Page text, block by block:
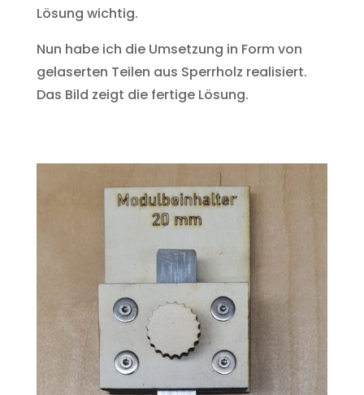
Lösung wichtig.
Nun habe ich die Umsetzung in Form von
gelaserten Teilen aus Sperrholz realisiert.
Das Bild zeigt die fertige Lösung.